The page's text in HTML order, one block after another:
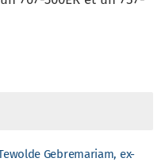
Gebremariam, ex-